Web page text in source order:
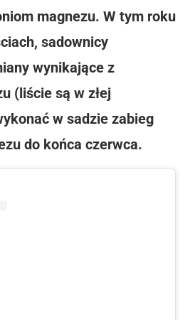
magnezu. W tym roku
sadownicy
wynikające z
(liście są w złej
w sadzie zabieg
do końca czerwca.